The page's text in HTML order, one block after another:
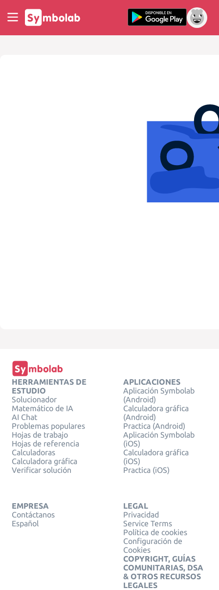
HERRAMIENTAS DE
ESTUDIO
Solucionador
Matemático de IA
AI Chat
Problemas populares
Hojas de trabajo
Hojas de referencia
Calculadoras
Calculadora gráfica
Verificar solución
APLICACIONES
Aplicación Symbolab
(Android)
Calculadora gráfica
(Android)
Practica (Android)
Aplicación Symbolab
(iOS)
Calculadora gráfica
(iOS)
Practica (iOS)
EMPRESA
Contáctanos
Español
LEGAL
Privacidad
Service Terms
Política de cookies
Configuración de
Cookies
COPYRIGHT, GUÍAS
COMUNITARIAS, DSA
& OTROS RECURSOS
LEGALES